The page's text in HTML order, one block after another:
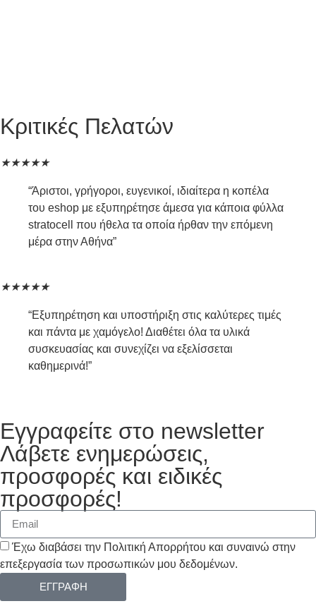
Κριτικές Πελατών
★★★★★
“Άριστοι, γρήγοροι, ευγενικοί, ιδιαίτερα η κοπέλα
του eshop με εξυπηρέτησε άμεσα για κάποια φύλλα
stratocell που ήθελα τα οποία ήρθαν την επόμενη
μέρα στην Αθήνα”
★★★★★
“Εξυπηρέτηση και υποστήριξη στις καλύτερες τιμές
και πάντα με χαμόγελο! Διαθέτει όλα τα υλικά
συσκευασίας και συνεχίζει να εξελίσσεται
καθημερινά!”
Εγγραφείτε στο newsletter
Λάβετε ενημερώσεις,
προσφορές και ειδικές
προσφορές!
Έχω διαβάσει την Πολιτική Απορρήτου και συναινώ στην
επεξεργασία των προσωπικών μου δεδομένων.
ΕΓΓΡΑΦΗ